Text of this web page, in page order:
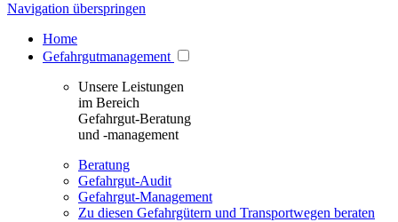
Navigation überspringen
Home
Gefahrgutmanagement
Unsere Leistungen
im Bereich
Gefahrgut-Beratung
und -management
Beratung
Gefahrgut-Audit
Gefahrgut-Management
Zu diesen Gefahrgütern und Transportwegen beraten